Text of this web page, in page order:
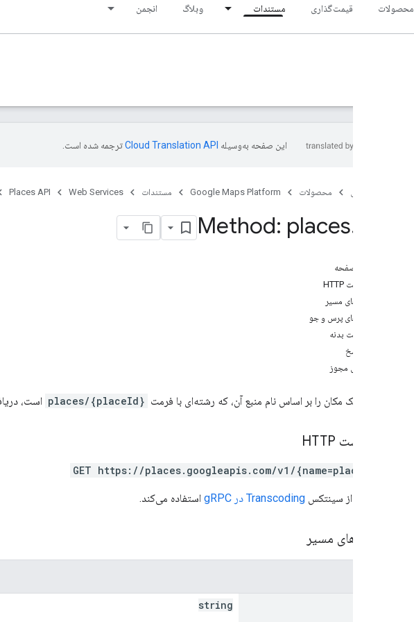
محصولات قیمت‌گذاری مستندات وبلاگ انجمن
این صفحه به‌وسیله ترجمه شده است.
صفحه اصلی محصولات Google Maps Platform مستندات Web Services
Places API
Method: places.
در این صفحه
درخواست HTTP
پارامترهای مسیر
پارامترهای پرس و جو
درخواست بدنه
بدنه پاسخ
دامنه‌های مجوز
جزئیات یک مکان را بر اساس نام منبع آن، که رشته‌ای با فرمت places/{placeId} است،
درخواست HTTP
GET https://places.googleapis.com/v1/{name=places/*}
Transcoding در gRPC استفاده می‌کند.
پارامترهای مسیر
string